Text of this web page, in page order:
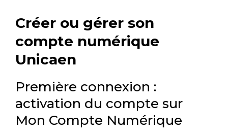
Créer ou gérer son
compte numérique
Unicaen
Première connexion :
activation du compte sur
Mon Compte Numérique